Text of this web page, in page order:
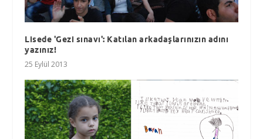
Lisede 'Gezi sınavı': Katılan arkadaşlarınızın adını
yazınız!
25 Eylül 2013